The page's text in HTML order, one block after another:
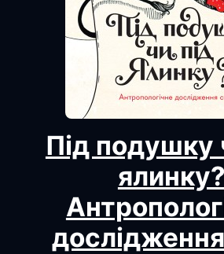
Під подушку
ялинку?